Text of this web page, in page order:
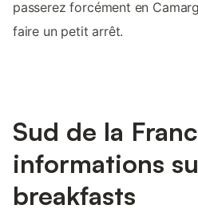
passerez forcément en
faire un petit arrêt.
Sud de la
informations
breakfasts